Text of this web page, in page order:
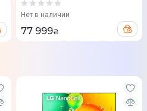
Нет в наличии
77 999₴